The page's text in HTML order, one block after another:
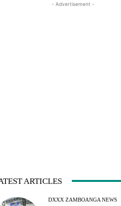
- Advertisement -
ARTICLES
DXXX ZAMBOANGA NEWS